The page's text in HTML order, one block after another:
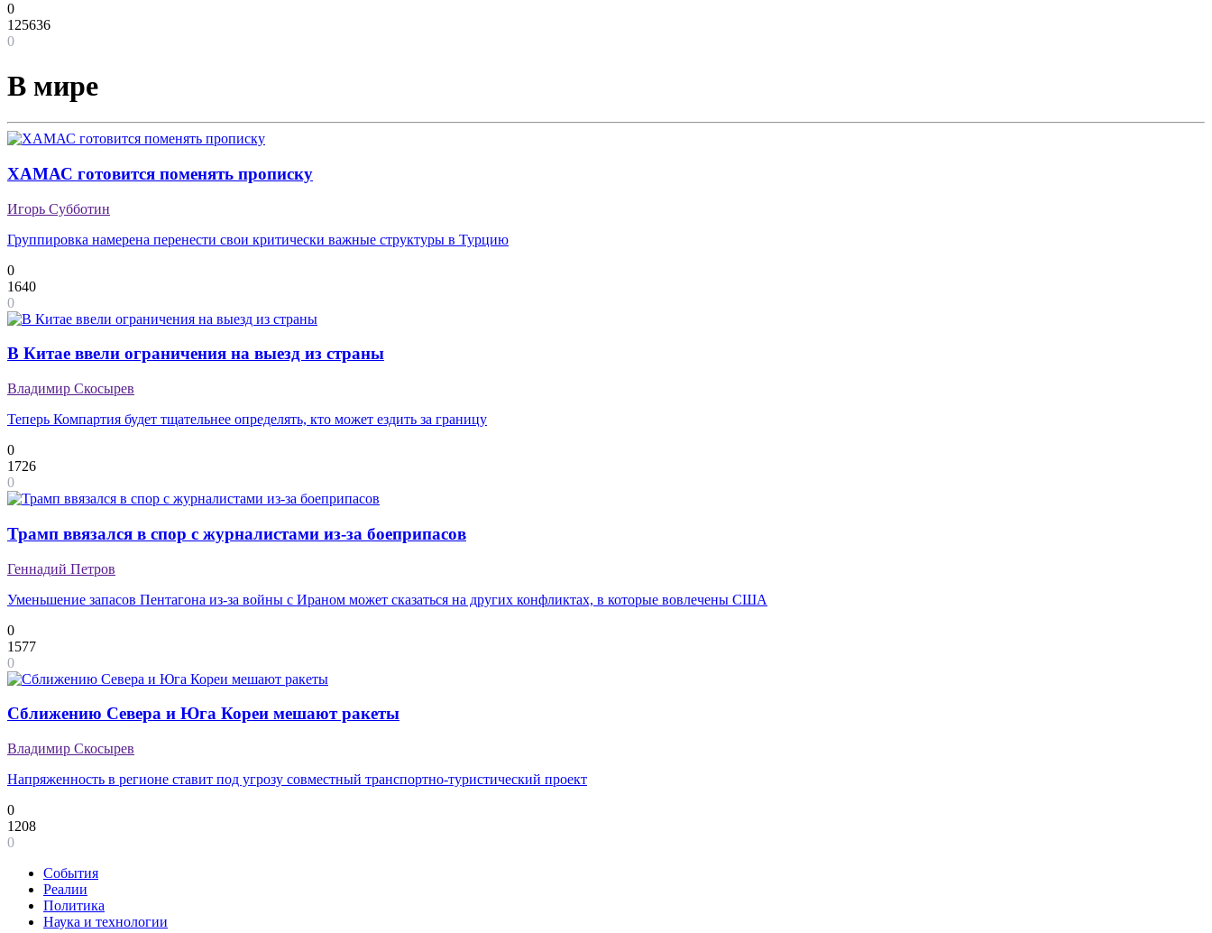
0
125636
0
В мире
ХАМАС готовится поменять прописку
Игорь Субботин
Группировка намерена перенести свои критически важные структуры в Турцию
0
1640
0
В Китае ввели ограничения на выезд из страны
Владимир Скосырев
Теперь Компартия будет тщательнее определять, кто может ездить за границу
0
1726
0
Трамп ввязался в спор с журналистами из-за боеприпасов
Геннадий Петров
Уменьшение запасов Пентагона из-за войны с Ираном может сказаться на других конфликтах, в которые вовлечены США
0
1577
0
Сближению Севера и Юга Кореи мешают ракеты
Владимир Скосырев
Напряженность в регионе ставит под угрозу совместный транспортно-туристический проект
0
1208
0
События
Реалии
Политика
Наука и технологии